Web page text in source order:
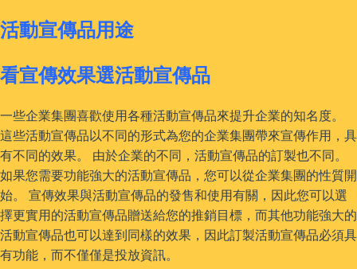
活動宣傳品用途
看宣傳效果選活動宣傳品
一些企業集團喜歡使用各種活動宣傳品來提升企業的知名度。
這些活動宣傳品以不同的形式為您的企業集團帶來宣傳作用，具
有不同的效果。 由於企業的不同，活動宣傳品的訂製也不同。
如果您需要功能強大的活動宣傳品，您可以從企業集團的性質開
始。 宣傳效果與活動宣傳品的發售和使用有關，因此您可以選
擇更實用的活動宣傳品贈送給您的推銷目標，而其他功能強大的
活動宣傳品也可以達到同樣的效果，因此訂製活動宣傳品必須具
有功能，而不僅僅是投放資訊。